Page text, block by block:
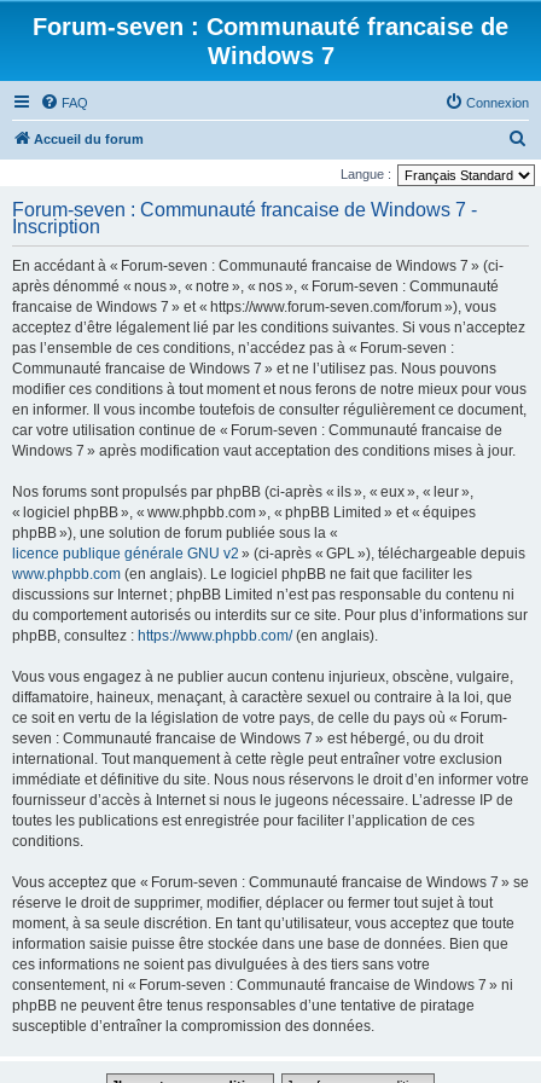
Forum-seven : Communauté francaise de
Windows 7
FAQ Connexion
Accueil du forum
e
Langue :
Forum-seven : Communauté francaise de Windows 7 -
Inscription
En accédant à « Forum-seven : Communauté francaise de Windows 7 » (ci-
après dénommé « nous », « notre », « nos », « Forum-seven : Communauté
francaise de Windows 7 » et « https://www.forum-seven.com/forum »), vous
acceptez d’être légalement lié par les conditions suivantes. Si vous n’acceptez
pas l’ensemble de ces conditions, n’accédez pas à « Forum-seven :
Communauté francaise de Windows 7 » et ne l’utilisez pas. Nous pouvons
modifier ces conditions à tout moment et nous ferons de notre mieux pour vous
en informer. Il vous incombe toutefois de consulter régulièrement ce document,
car votre utilisation continue de « Forum-seven : Communauté francaise de
Windows 7 » après modification vaut acceptation des conditions mises à jour.
Nos forums sont propulsés par phpBB (ci-après « ils », « eux », « leur »,
« logiciel phpBB », « www.phpbb.com », « phpBB Limited » et « équipes
phpBB »), une solution de forum publiée sous la «
licence publique générale GNU v2 » (ci-après « GPL »), téléchargeable depuis
www.phpbb.com (en anglais). Le logiciel phpBB ne fait que faciliter les
discussions sur Internet ; phpBB Limited n’est pas responsable du contenu ni
du comportement autorisés ou interdits sur ce site. Pour plus d’informations sur
phpBB, consultez : https://www.phpbb.com/(en anglais).
Vous vous engagez à ne publier aucun contenu injurieux, obscène, vulgaire,
diffamatoire, haineux, menaçant, à caractère sexuel ou contraire à la loi, que
ce soit en vertu de la législation de votre pays, de celle du pays où « Forum-
seven : Communauté francaise de Windows 7 » est hébergé, ou du droit
international. Tout manquement à cette règle peut entraîner votre exclusion
immédiate et définitive du site. Nous nous réservons le droit d’en informer votre
fournisseur d’accès à Internet si nous le jugeons nécessaire. L’adresse IP de
toutes les publications est enregistrée pour faciliter l’application de ces
conditions.
Vous acceptez que « Forum-seven : Communauté francaise de Windows 7 » se
réserve le droit de supprimer, modifier, déplacer ou fermer tout sujet à tout
moment, à sa seule discrétion. En tant qu’utilisateur, vous acceptez que toute
information saisie puisse être stockée dans une base de données. Bien que
ces informations ne soient pas divulguées à des tiers sans votre
consentement, ni « Forum-seven : Communauté francaise de Windows 7 » ni
phpBB ne peuvent être tenus responsables d’une tentative de piratage
susceptible d’entraîner la compromission des données.